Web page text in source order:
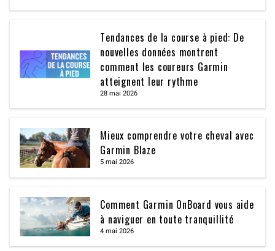
Tendances de la course à pied: De
nouvelles données montrent
comment les coureurs Garmin
atteignent leur rythme
28 mai 2026
Mieux comprendre votre cheval avec
Garmin Blaze
5 mai 2026
Comment Garmin OnBoard vous aide
à naviguer en toute tranquillité
4 mai 2026